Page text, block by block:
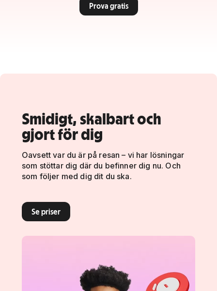
Prova gratis
Smidigt, skalbart och
gjort för dig
Oavsett var du är på resan – vi har lösningar
som stöttar dig där du befinner dig nu. Och
som följer med dig dit du ska.
Se priser